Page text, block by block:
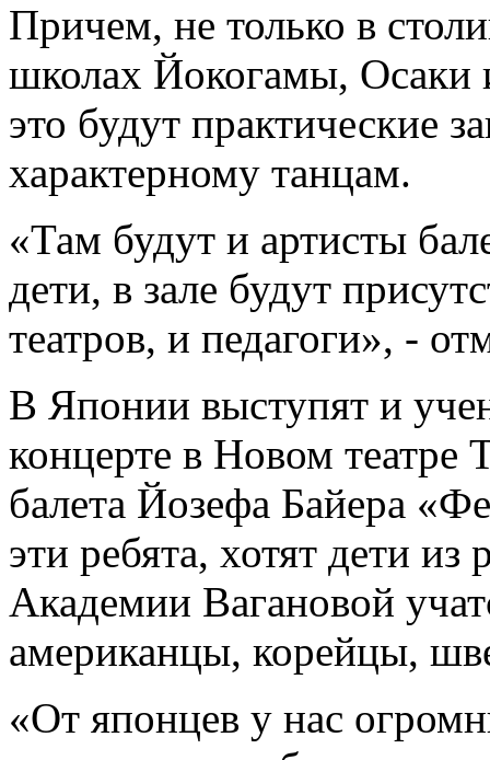
Причем, не только в
школах Йокогамы, Осаки
это будут практические
характерному танцам.
«Там будут и артисты
дети, в зале будут
театров, и педагоги», -
В Японии выступят и
концерте в Новом театре
балета Йозефа Байера
эти ребята, хотят дети
Академии Вагановой
американцы, корейцы,
«От японцев у нас